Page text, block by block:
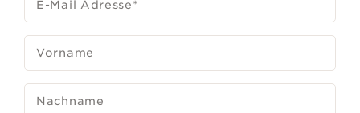
E-Mail Adresse*
Vorname
Nachname